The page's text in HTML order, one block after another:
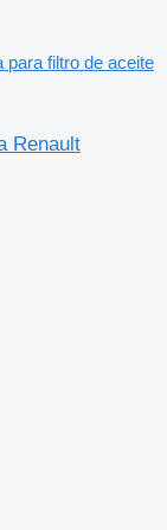
para filtro de aceite
Renault